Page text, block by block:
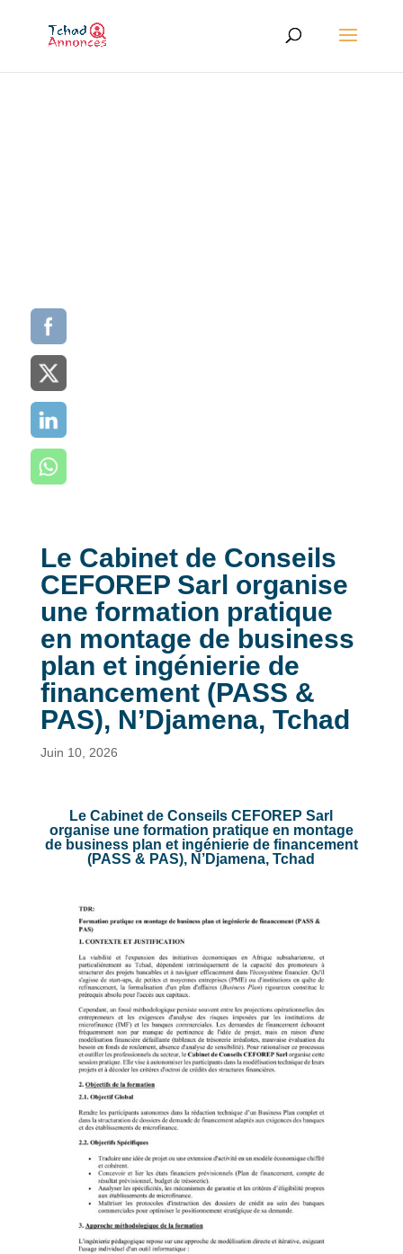
Le Cabinet de Conseils
CEFOREP Sarl organise
une formation pratique
en montage de business
plan et ingénierie de
financement (PASS &
PAS), N’Djamena, Tchad
Juin 10, 2026
Le Cabinet de Conseils CEFOREP Sarl
organise une formation pratique en montage
de business plan et ingénierie de financement
(PASS & PAS), N’Djamena, Tchad